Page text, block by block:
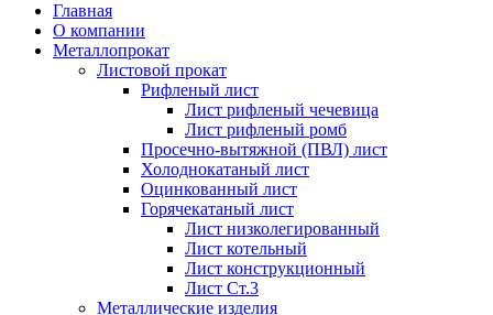
Главная
О компании
Металлопрокат
Листовой прокат
Рифленый лист
Лист рифленый чечевица
Лист рифленый ромб
Просечно-вытяжной (ПВЛ) лист
Холоднокатаный лист
Оцинкованный лист
Горячекатаный лист
Лист низколегированный
Лист котельный
Лист конструкционный
Лист Ст.3
Металлические изделия